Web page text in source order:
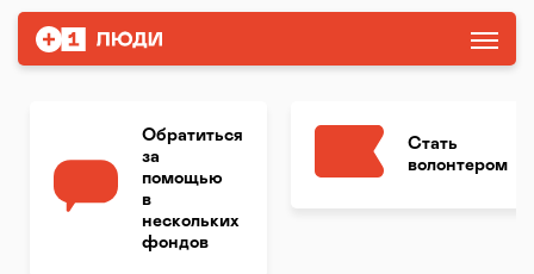
Обратиться
за
помощью
в
нескольких
фондов
Стать
волонтером